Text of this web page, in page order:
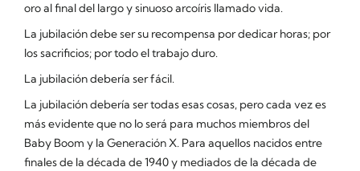
oro al final del largo y sinuoso arcoíris llamado vida.
La jubilación debe ser su recompensa por dedicar horas; por
los sacrificios; por todo el trabajo duro.
La jubilación debería ser fácil.
La jubilacióndebería ser todas esas cosas, pero cada vez es
más evidente que no lo será para muchos miembros del
Baby Boom y la Generación X. Para aquellos nacidos entre
finales de la década de 1940 y mediados de la década de